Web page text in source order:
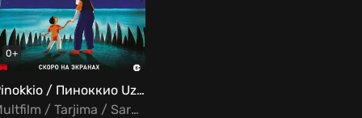
0+
Pinokkio / Пиноккио Uzbek Tilida
Multfilm / Tarjima / Sarguzasht